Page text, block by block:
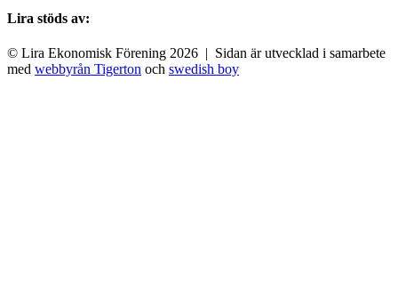
Lira stöds av:
© Lira Ekonomisk Förening 2026 | Sidan är utvecklad i samarbete
med webbyrån Tigerton och swedish boy